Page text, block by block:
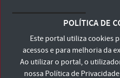
Terms and Conditions
Accessibility
POLÍTICA DE
Este portal utiliza cookies
acessos e para melhoria da
Ao utilizar o portal, o
nossa Política de Privacidade